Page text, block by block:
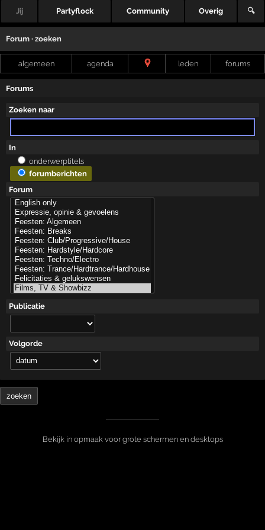
Jij Partyflock Community Overig 🔍
Forum · zoeken
algemeen agenda leden forums
Forums
Zoeken naar
In
onderwerptitels
forumberichten
Forum
Publicatie
Volgorde
Bekijk in opmaak voor grote schermen en desktops